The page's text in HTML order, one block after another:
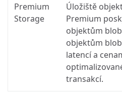
Premium
Storage
Úložiště
Premium
objektům
objektům
latencí a
transakcí.